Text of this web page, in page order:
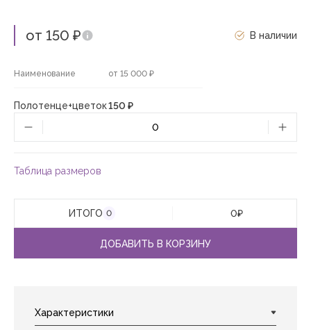
от 150 ₽ В наличии
Наименование от 15 000 ₽
Полотенце+цветок150 ₽
Таблица размеров
ИТОГО 0 0₽
ДОБАВИТЬ В КОРЗИНУ